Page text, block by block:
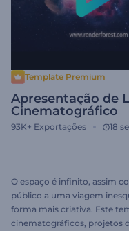
Template Premium
Apresentação de
Cinematográfico
93K+ Exportações 18
O espaço é infinito, assim
público a uma viagem
forma mais criativa. Este
cinematográficos, projetos